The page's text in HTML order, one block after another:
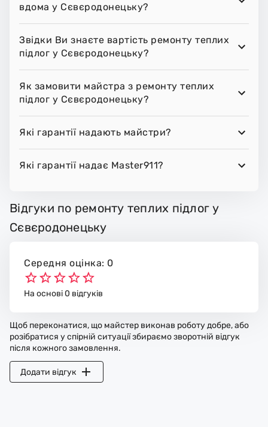
вдома у Сєвєродонецьку?
Звідки Ви знаєте вартість ремонту теплих
підлог у Сєвєродонецьку?
Як замовити майстра з ремонту теплих
підлог у Сєвєродонецьку?
Які гарантії надають майстри?
Які гарантії надає Master911?
Відгуки по ремонту теплих підлог у
Сєвєродонецьку
Середня оцінка: 0
На основі 0 відгуків
Щоб переконатися, що майстер виконав роботу добре, або
розібратися у спірній ситуації збираємо зворотній відгук
після кожного замовлення.
Додати відгук